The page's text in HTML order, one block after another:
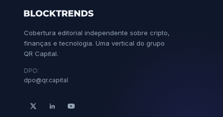
Cobertura editorial independente sobre cripto,
finanças e tecnologia. Uma vertical do grupo
QR Capital.
DPO:
dpo@qr.capital